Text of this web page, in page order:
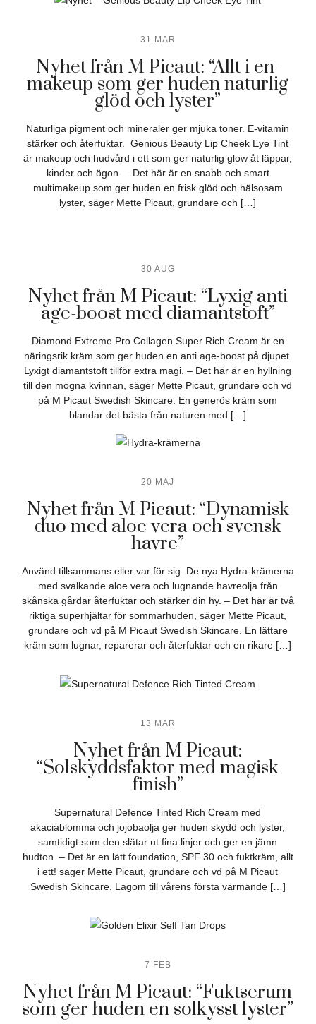
31 MAR
Nyhet från M Picaut: “Allt i en-
makeup som ger huden naturlig
glöd och lyster”
Naturliga pigment och mineraler ger mjuka toner. E-vitamin
stärker och återfuktar. Genious Beauty Lip Cheek Eye Tint
är makeup och hudvård i ett som ger naturlig glow åt läppar,
kinder och ögon. – Det här är en snabb och smart
multimakeup som ger huden en frisk glöd och hälsosam
lyster, säger Mette Picaut, grundare och […]
30 AUG
Nyhet från M Picaut: “Lyxig anti
age-boost med diamantstoft”
Diamond Extreme Pro Collagen Super Rich Cream är en
näringsrik kräm som ger huden en anti age-boost på djupet.
Lyxigt diamantstoft tillför extra magi. – Det här är en hyllning
till den mogna kvinnan, säger Mette Picaut, grundare och vd
på M Picaut Swedish Skincare. En generös kräm som
blandar det bästa från naturen med […]
20 MAJ
Nyhet från M Picaut: “Dynamisk
duo med aloe vera och svensk
havre”
Använd tillsammans eller var för sig. De nya Hydra-krämerna
med svalkande aloe vera och lugnande havreolja från
skånska gårdar återfuktar och stärker din hy. – Det här är två
riktiga superhjältar för sommarhuden, säger Mette Picaut,
grundare och vd på M Picaut Swedish Skincare. En lättare
kräm som lugnar, reparerar och återfuktar och en rikare […]
13 MAR
Nyhet från M Picaut:
“Solskyddsfaktor med magisk
finish”
Supernatural Defence Tinted Rich Cream med
akaciablomma och jojobaolja ger huden skydd och lyster,
samtidigt som den slätar ut fina linjer och ger en jämn
hudton. – Det är en lätt foundation, SPF 30 och fuktkräm, allt
i ett! säger Mette Picaut, grundare och vd på M Picaut
Swedish Skincare. Lagom till vårens första värmande […]
7 FEB
Nyhet från M Picaut: “Fuktserum
som ger huden en solkysst lyster”